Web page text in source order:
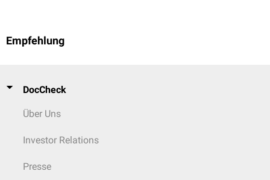
Empfehlung
DocCheck
Über Uns
Investor Relations
Presse